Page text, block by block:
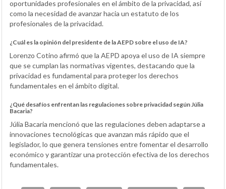
oportunidades profesionales en el ámbito de la privacidad, así
como la necesidad de avanzar hacia un estatuto de los
profesionales de la privacidad.
¿Cuál es la opinión del presidente de la AEPD sobre el uso de IA?
Lorenzo Cotino afirmó que la AEPD apoya el uso de IA siempre
que se cumplan las normativas vigentes, destacando que la
privacidad es fundamental para proteger los derechos
fundamentales en el ámbito digital.
¿Qué desafíos enfrentan las regulaciones sobre privacidad según Júlia
Bacaria?
Júlia Bacaria mencionó que las regulaciones deben adaptarse a
innovaciones tecnológicas que avanzan más rápido que el
legislador, lo que genera tensiones entre fomentar el desarrollo
económico y garantizar una protección efectiva de los derechos
fundamentales.